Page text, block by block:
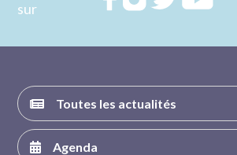
sur
Toutes les actualités
Agenda